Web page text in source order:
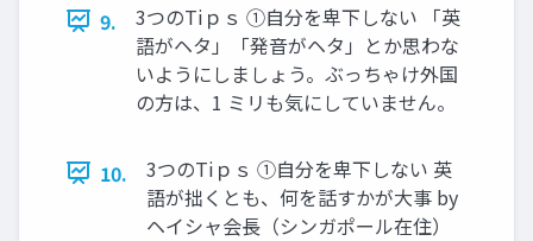
9.
3つのTiｐｓ ①自分を卑下しない 「英
語がヘタ」「発音がヘタ」とか思わな
いようにしましょう。ぶっちゃけ外国
の方は、1 ミリも気にしていません。
10.
3つのTiｐｓ ①自分を卑下しない 英
語が拙くとも、何を話すかが大事 by
ヘイシャ会長（シンガポール在住）